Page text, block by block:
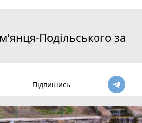
Подільського за
Підпишись